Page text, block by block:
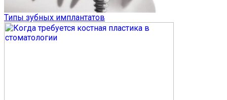
Типы зубных имплантатов